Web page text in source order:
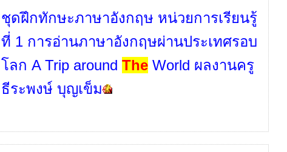
ชุดฝึกทักษะภาษาอังกฤษ หน่วยการเรียนรู้
ที่ 1 การอ่านภาษาอังกฤษผ่านประเทศรอบ
โลก A Trip aroundThe World ผลงานครู
ธีระพงษ์ บุญเข็ม